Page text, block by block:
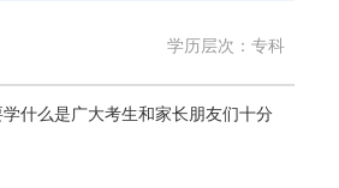
学历层次：专科
什么是广大考生和家长朋友们十分